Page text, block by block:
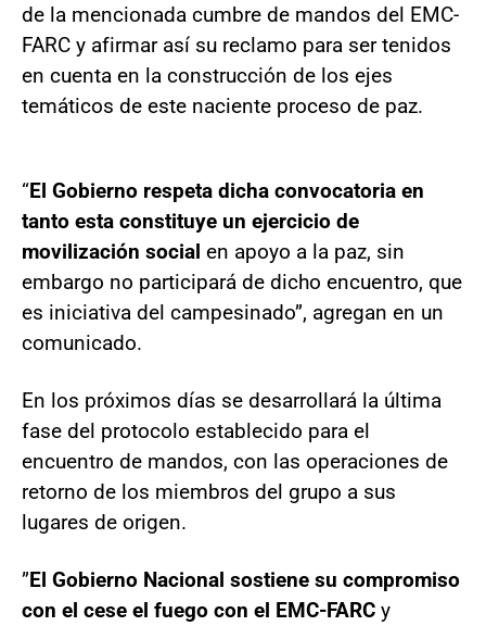
de la mencionada cumbre de mandos del EMC-
FARC y afirmar así su reclamo para ser tenidos
en cuenta en la construcción de los ejes
temáticos de este naciente proceso de paz.
“El Gobierno respeta dicha convocatoria en
tanto esta constituye un ejercicio de
movilización social en apoyo a la paz, sin
embargo no participará de dicho encuentro, que
es iniciativa del campesinado”, agregan en un
comunicado.
En los próximos días se desarrollará la última
fase del protocolo establecido para el
encuentro de mandos, con las operaciones de
retorno de los miembros del grupo a sus
lugares de origen.
”El Gobierno Nacional sostiene su compromiso
con el cese el fuego con el EMC-FARC y